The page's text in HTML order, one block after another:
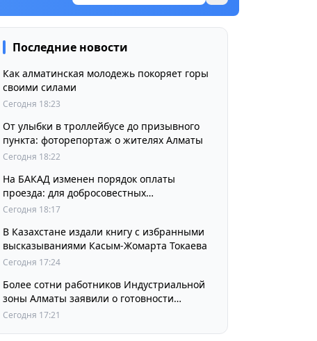
Последние новости
Как алматинская молодежь покоряет горы
своими силами
Сегодня 18:23
От улыбки в троллейбусе до призывного
пункта: фоторепортаж о жителях Алматы
Сегодня 18:22
На БАКАД изменен порядок оплаты
проезда: для добросовестных
пользователей стоимость остается
Сегодня 18:17
В Казахстане издали книгу с избранными
высказываниями Касым-Жомарта Токаева
Сегодня 17:24
Более сотни работников Индустриальной
зоны Алматы заявили о готовности
принять участие в выборах членов
Сегодня 17:21